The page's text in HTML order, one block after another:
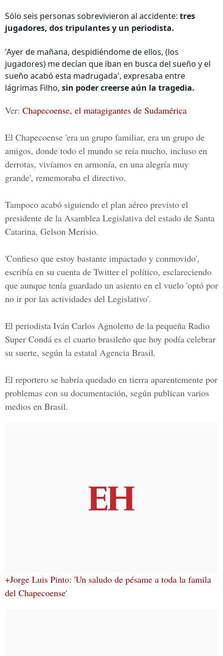
Sólo seis personas sobrevivieron al accidente: tres
jugadores, dos tripulantes y un periodista.
'Ayer de mañana, despidiéndome de ellos, (los
jugadores) me decían que iban en busca del sueño y el
sueño acabó esta madrugada', expresaba entre
lágrimas Filho, sin poder creerse aún la tragedia.
Ver: Chapecoense, el matagigantes de Sudamérica
El Chapecoense 'era un grupo familiar, era un grupo de
amigos, donde todo el mundo se reía mucho, incluso en
derrotas, vivíamos en armonía, en una alegría muy
grande', rememoraba el directivo.
Tampoco acabó siguiendo el plan aéreo previsto el
presidente de la Asamblea Legislativa del estado de Santa
Catarina, Gelson Merisio.
'Confieso que estoy bastante impactado y conmovido',
escribía en su cuenta de Twitter el político, esclareciendo
que aunque tenía guardado un asiento en el vuelo 'optó por
no ir por las actividades del Legislativo'.
El periodista Iván Carlos Agnoletto de la pequeña Radio
Super Condá es el cuarto brasileño que hoy podía celebrar
su suerte, según la estatal Agencia Brasil.
El reportero se habría quedado en tierra aparentemente por
problemas con su documentación, según publican varios
medios en Brasil.
+Jorge Luis Pinto: 'Un saludo de pésame a toda la famila
del Chapecoense'